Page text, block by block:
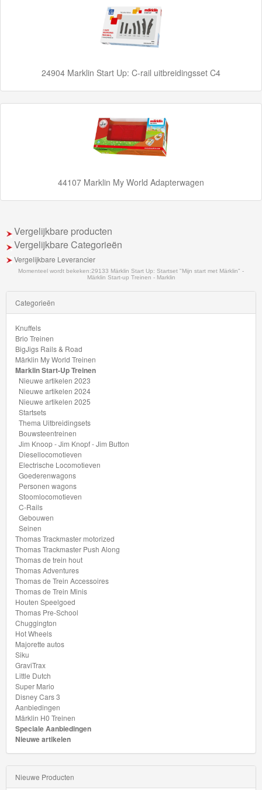
Trackmaster
motorized
trein
hout
Thomas
Adventures
Thomas
de
Trein
Accessoires
Thomas
de
Trein
Minis
Houten
Speelgoed
Thomas
Pre-
School
Chuggington
Hot
Wheels
Majorette
autos
Siku
GraviTrax
Little
Dutch
Super
24904 Marklin Start Up: C-rail uitbreidingsset C4
44107 Marklin My World Adapterwagen
Vergelijkbare producten
Vergelijkbare Categorieën
Vergelijkbare Leverancier
Momenteel wordt bekeken:29133 Märklin Start Up: Startset "Mijn start met Märklin" -
Märklin Start-up Treinen - Marklin
Categorieën
Knuffels
Brio Treinen
BigJigs Rails & Road
Märklin My World Treinen
Marklin Start-Up Treinen
Nieuwe artikelen 2023
Nieuwe artikelen 2024
Nieuwe artikelen 2025
Startsets
Thema Uitbreidingsets
Bouwsteentreinen
Jim Knoop - Jim Knopf - Jim Button
Diesellocomotieven
Electrische Locomotieven
Goederenwagons
Personen wagons
Stoomlocomotieven
C-Rails
Gebouwen
Seinen
Thomas Trackmaster motorized
Thomas Trackmaster Push Along
Thomas de trein hout
Thomas Adventures
Thomas de Trein Accessoires
Thomas de Trein Minis
Houten Speelgoed
Thomas Pre-School
Chuggington
Hot Wheels
Majorette autos
Siku
GraviTrax
Little Dutch
Super Mario
Disney Cars 3
Aanbiedingen
Märklin H0 Treinen
Speciale Aanbiedingen
Nieuwe artikelen
Nieuwe Producten